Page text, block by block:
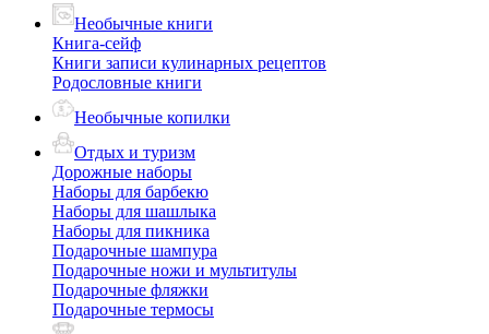
Необычные книги
Книга-сейф
Книги записи кулинарных рецептов
Родословные книги
Необычные копилки
Отдых и туризм
Дорожные наборы
Наборы для барбекю
Наборы для шашлыка
Наборы для пикника
Подарочные шампура
Подарочные ножи и мультитулы
Подарочные фляжки
Подарочные термосы